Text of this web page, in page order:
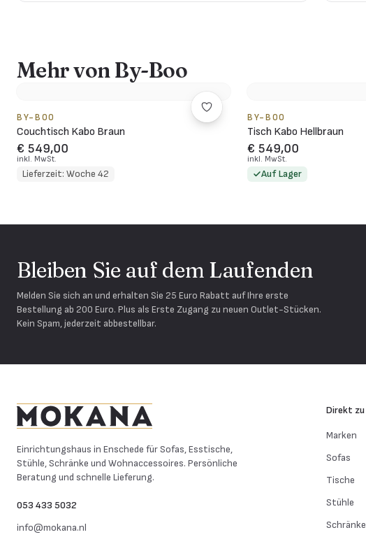
Mehr von By-Boo
BY-BOO
Couchtisch Kabo Braun
€ 549,00
inkl. MwSt.
Lieferzeit: Woche 42
BY-BOO
Tisch Kabo Hellbraun
€ 549,00
inkl. MwSt.
Auf Lager
Bleiben Sie auf dem Laufenden
Melden Sie sich an und erhalten Sie 25 Euro Rabatt auf Ihre erste
Bestellung ab 200 Euro. Plus als Erste Zugang zu neuen Outlet-Stücken.
Kein Spam, jederzeit abbestellbar.
Einrichtungshaus in Enschede für Sofas, Esstische,
Stühle, Schränke und Wohnaccessoires. Persönliche
Beratung und schnelle Lieferung.
053 433 5032
info@mokana.nl
Direkt zu
Marken
Sofas
Tische
Stühle
Schränke